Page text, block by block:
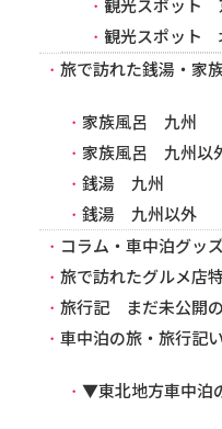
観光スポット
旅で訪れた銭湯・家
家族風呂 九州
家族風呂 九州以
銭湯 九州
銭湯 九州以外
コラム・車中泊グッ
旅で訪れたグルメ店
旅行記 まだ未公開
車中泊の旅・旅行記
▼東北地方車中泊